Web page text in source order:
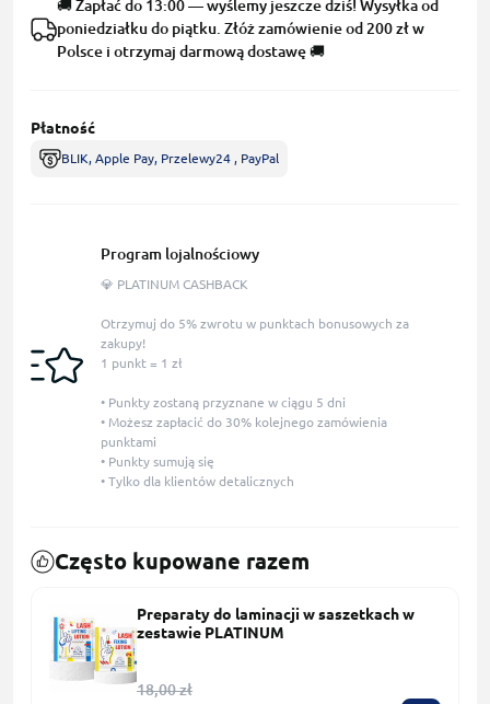
🚚 Zapłać do 13:00 — wyślemy jeszcze dziś! Wysyłka od
poniedziałku do piątku. Złóż zamówienie od 200 zł w
Polsce i otrzymaj darmową dostawę 🚚
Płatność
BLIK, Apple Pay, Przelewy24 , PayPal
Program lojalnościowy
💎 PLATINUM CASHBACK
Otrzymuj do 5% zwrotu w punktach bonusowych za
zakupy!
1 punkt = 1 zł
• Punkty zostaną przyznane w ciągu 5 dni
• Możesz zapłacić do 30% kolejnego zamówienia
punktami
• Punkty sumują się
• Tylko dla klientów detalicznych
Często kupowane razem
Preparaty do laminacji w saszetkach w
zestawie PLATINUM
18,00 zł